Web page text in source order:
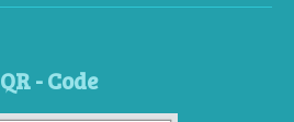
QR - Code